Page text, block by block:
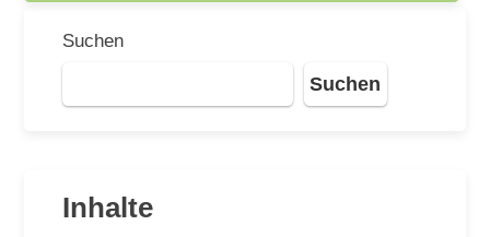
Suchen
Suchen
Inhalte